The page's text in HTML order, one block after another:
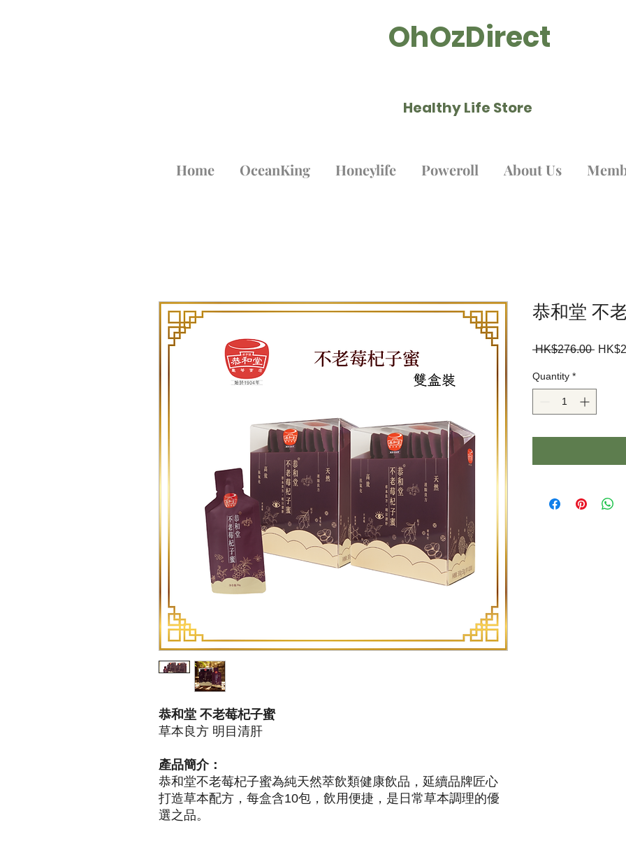
OhOzDirect
Healthy Life Store ​
Home OceanKing Honeylife Poweroll About Us
恭和堂 不老莓杞子蜜
草本良方 明目清肝
產品簡介：
恭和堂不老莓杞子蜜為純天然萃飲類健康飲品，延續品牌匠心
打造草本配方，每盒含10包，飲用便捷，是日常草本調理的優
選之品。
恭和堂 不
HK$276.00
Quantity *